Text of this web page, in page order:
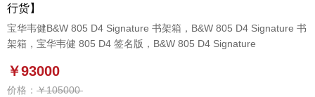
行货】
宝华韦健B&W 805 D4 Signature 书架箱，B&W 805 D4 Signature 书
架箱，宝华韦健 805 D4 签名版，B&W 805 D4 Signature
￥93000
价格： ￥105000